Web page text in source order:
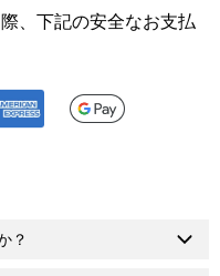
、下記の安全なお支払
？